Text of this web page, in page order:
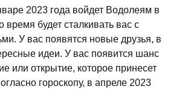
2023 года войдет Водолеям в
время будет сталкивать вас с
У вас появятся новые друзья, в
идеи. У вас появится шанс
или открытие, которое принесет
гороскопу, в апреле 2023